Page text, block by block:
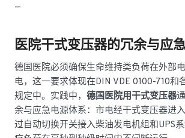
—
医院干式变压器的冗余与应
德国医院必须确保生命维持类负荷在外部
电，这一要求体现在DIN VDE 0100-710和
规定中。实践中， 德国医院用干式变压器
余与应急电源体系：市电经干式变压器进
过自动切换开关接入柴油发电机组和UPS